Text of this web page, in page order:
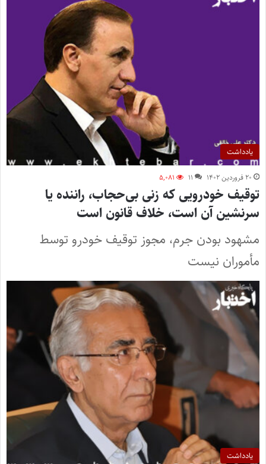
یادداشت
۲۰ فروردین ۱۴۰۲ ۱۱ ۵,۰۸۱
توقیف خودرویى که زنى بی‌حجاب، راننده یا
سرنشین آن است، خلاف قانون است
مشهود بودن جرم، مجوز توقیف خودرو توسط
مأموران نیست
یادداشت